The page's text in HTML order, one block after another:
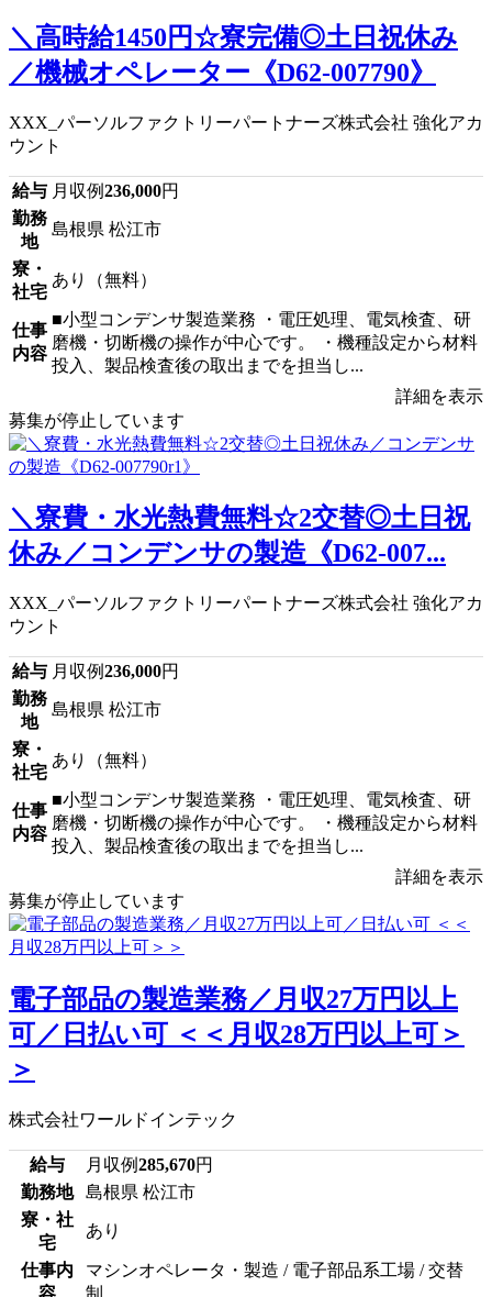
＼高時給1450円☆寮完備◎土日祝休み
／機械オペレーター《D62-007790》
XXX_パーソルファクトリーパートナーズ株式会社 強化アカ
ウント
給与 月収例236,000円
勤務
地
島根県 松江市
寮・
社宅
あり（無料）
仕事
内容
■小型コンデンサ製造業務 ・電圧処理、電気検査、研
磨機・切断機の操作が中心です。 ・機種設定から材料
投入、製品検査後の取出までを担当し...
詳細を表示
募集が停止しています
＼寮費・水光熱費無料☆2交替◎土日祝
休み／コンデンサの製造《D62-007...
XXX_パーソルファクトリーパートナーズ株式会社 強化アカ
ウント
給与 月収例236,000円
勤務
地
島根県 松江市
寮・
社宅
あり（無料）
仕事
内容
■小型コンデンサ製造業務 ・電圧処理、電気検査、研
磨機・切断機の操作が中心です。 ・機種設定から材料
投入、製品検査後の取出までを担当し...
詳細を表示
募集が停止しています
電子部品の製造業務／月収27万円以上
可／日払い可 ＜＜月収28万円以上可＞
＞
株式会社ワールドインテック
給与 月収例285,670円
勤務地
島根県 松江市
寮・社
宅
あり
仕事内
マシンオペレータ・製造 / 電子部品系工場 / 交替